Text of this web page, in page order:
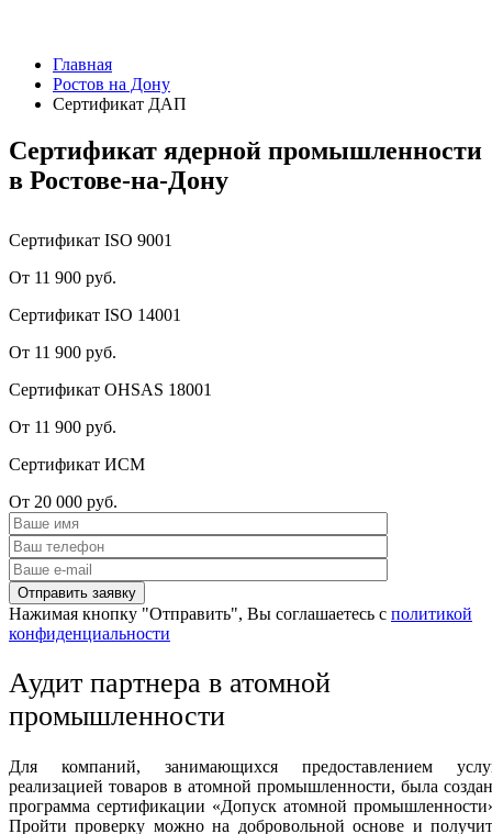
Главная
Ростов на Дону
Сертификат ДАП
Сертификат ядерной промышленности
в Ростове-на-Дону
Сертификат ISO 9001
От 11 900 руб.
Сертификат ISO 14001
От 11 900 руб.
Сертификат OHSAS 18001
От 11 900 руб.
Сертификат ИСМ
От 20 000 руб.
Нажимая кнопку "Отправить", Вы соглашаетесь с политикой
конфиденциальности
Аудит партнера в атомной
промышленности
Для компаний, занимающихся предоставлением
реализацией товаров в атомной промышленности, была
программа сертификации «Допуск атомной
Пройти проверку можно на добровольной основе и